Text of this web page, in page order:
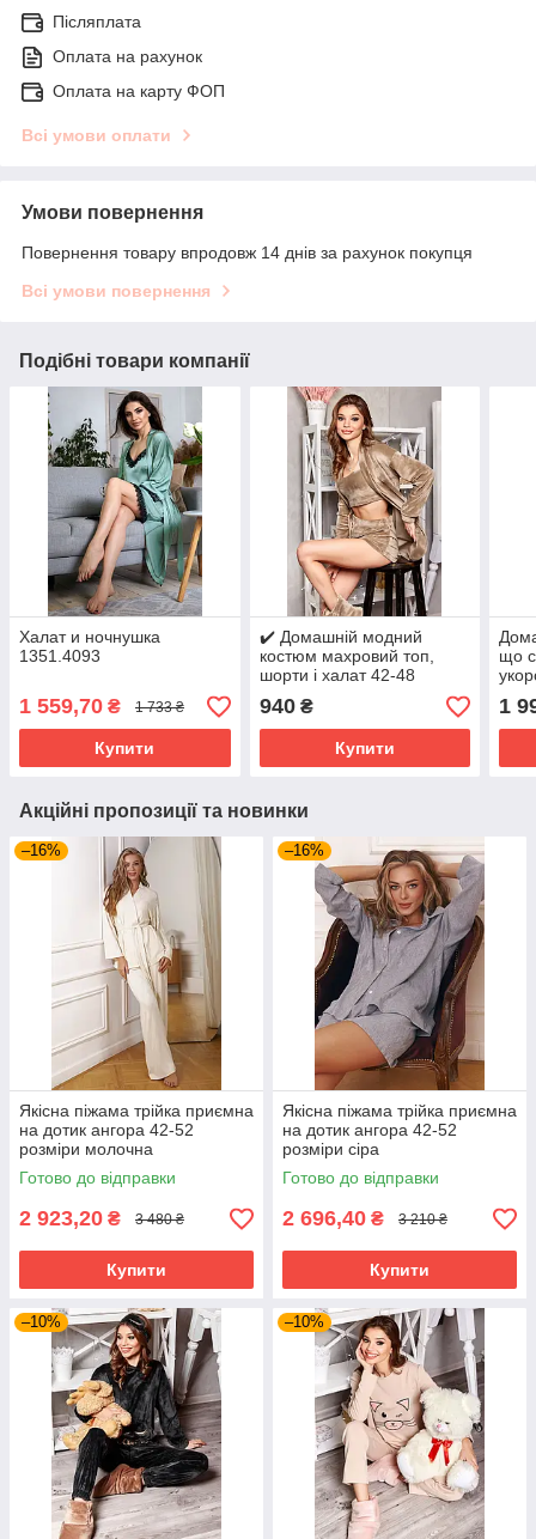
Післяплата
Оплата на рахунок
Оплата на карту ФОП
Всі умови оплати
Умови повернення
Повернення товару впродовж 14 днів за рахунок покупця
Всі умови повернення
Подібні товари компанії
Халат и ночнушка
1351.4093
1 559,70 ₴ 1 733 ₴
Купити
✔️ Домашній модний
костюм махровий топ,
шорти і халат 42-48
розміри різні забарвлення
940₴
Купити
що
1
Акційні пропозиції та новинки
–16%
Якісна піжама трійка приємна
на дотик ангора 42-52
розміри молочна
Готово до відправки
2 923,20 ₴ 3 480 ₴
Купити
–16%
Якісна піжама трійка приємна
на дотик ангора 42-52
розміри сіра
Готово до відправки
2 696,40 ₴ 3 210 ₴
Купити
–10% –10%